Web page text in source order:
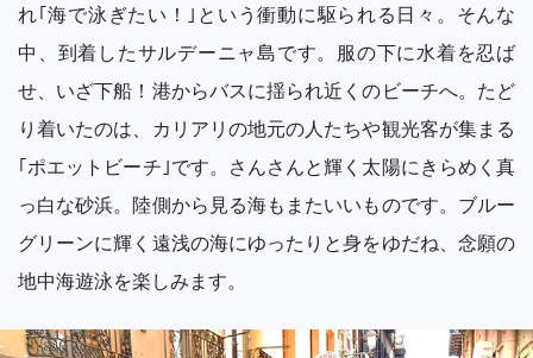
れ｢海で泳ぎたい！｣という衝動に駆られる日々。そんな
中、到着したサルデーニャ島です。服の下に水着を忍ば
せ、いざ下船！港からバスに揺られ近くのビーチへ。たど
り着いたのは、カリアリの地元の人たちや観光客が集まる
｢ポエットビーチ｣です。さんさんと輝く太陽にきらめく真
っ白な砂浜。陸側から見る海もまたいいものです。ブルー
グリーンに輝く遠浅の海にゆったりと身をゆだね、念願の
地中海遊泳を楽しみます。